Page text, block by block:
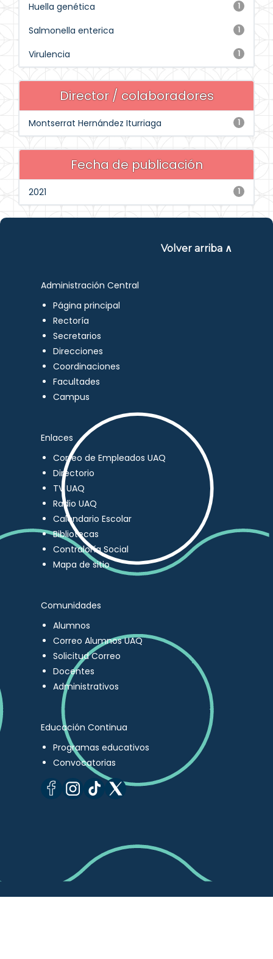
1
Huella genética
1
Salmonella enterica
1
Virulencia
Director / colaboradores
1
Montserrat Hernández Iturriaga
Fecha de publicación
1
2021
Volver arriba ∧
Administración Central
Página principal
Rectoría
Secretarios
Direcciones
Coordinaciones
Facultades
Campus
Enlaces
Correo de Empleados UAQ
Directorio
TV UAQ
Radio UAQ
Calendario Escolar
Bibliotecas
Contraloría Social
Mapa de sitio
Comunidades
Alumnos
Correo Alumnos UAQ
Solicitud Correo
Docentes
Administrativos
Educación Continua
Programas educativos
Convocatorias